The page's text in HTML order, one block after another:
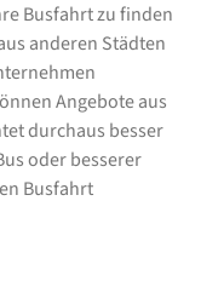
Busfahrt zu finden
anderen Städten
Angebote aus
durchaus besser
oder besserer
Busfahrt